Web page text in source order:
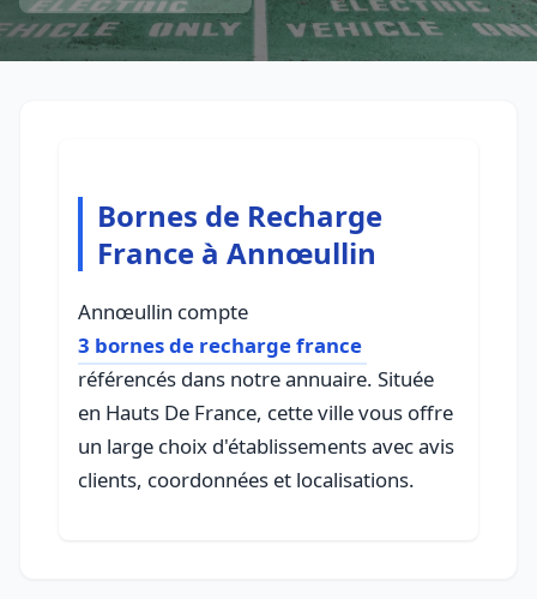
Bornes de Recharge
France à Annœullin
Annœullin compte
3 bornes de recharge france
référencés dans notre annuaire. Située
en Hauts De France, cette ville vous offre
un large choix d'établissements avec avis
clients, coordonnées et localisations.